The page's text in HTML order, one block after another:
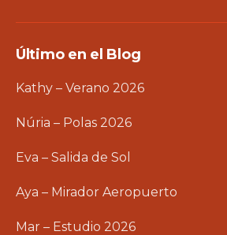
Último en el Blog
Kathy – Verano 2026
Núria – Polas 2026
Eva – Salida de Sol
Aya – Mirador Aeropuerto
Mar – Estudio 2026